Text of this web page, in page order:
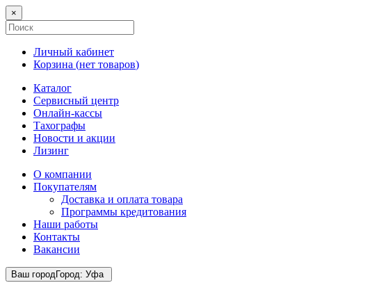
×
Личный кабинет
Корзина (нет товаров)
Каталог
Сервисный центр
Онлайн-кассы
Тахографы
Новости и акции
Лизинг
О компании
Покупателям
Доставка и оплата товара
Программы кредитования
Наши работы
Контакты
Вакансии
Ваш городГород: Уфа